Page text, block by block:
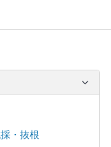
・抜根